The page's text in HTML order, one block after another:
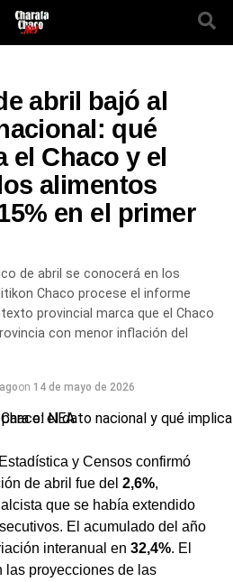
abril bajó al
qué
el Chaco y el
alimentos
en el primer
de abril se conocerá en los
Chaco procese el informe
provincial marca que el Chaco
con menor inflación del
on 14 de mayo de 2026
y Censos confirmó
de abril fue del 2,6%,
que se había extendido
El acumulado del año
interanual en 32,4%. El
las proyecciones de las